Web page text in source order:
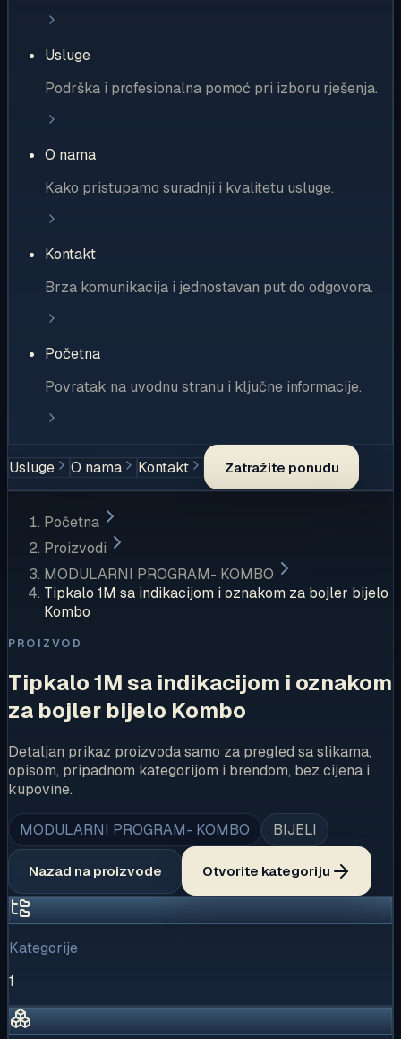
Usluge
Podrška i profesionalna pomoć pri izboru rješenja.
O nama
Kako pristupamo suradnji i kvalitetu usluge.
Kontakt
Brza komunikacija i jednostavan put do odgovora.
Početna
Povratak na uvodnu stranu i ključne informacije.
Usluge O nama Kontakt Zatražite ponudu
Početna
Proizvodi
MODULARNI PROGRAM- KOMBO
Tipkalo 1M sa indikacijom i oznakom za bojler bijelo
Kombo
PROIZVOD
Tipkalo 1M sa indikacijom i oznakom
za bojler bijelo Kombo
Detaljan prikaz proizvoda samo za pregled sa slikama,
opisom, pripadnom kategorijom i brendom, bez cijena i
kupovine.
MODULARNI PROGRAM- KOMBO BIJELI
Nazad na proizvode Otvorite kategoriju
Kategorije
1